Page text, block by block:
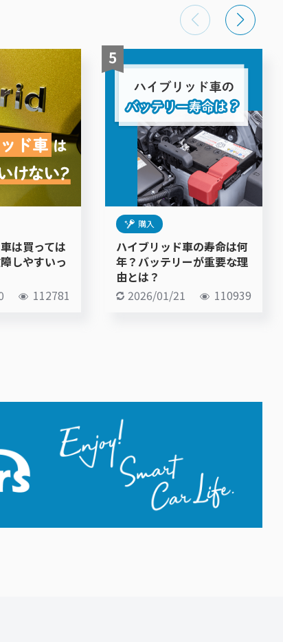
は買っては
しやすいっ
112781
購入
ハイブリッド車の寿命は何
年？バッテリーが重要な理
由とは？
2026/01/21
110939